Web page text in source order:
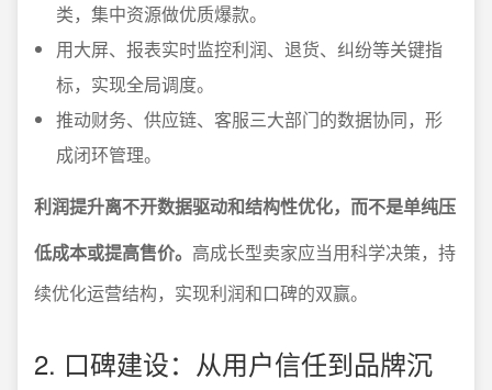
类，集中资源做优质爆款。
用大屏、报表实时监控利润、退货、纠纷等关键指
标，实现全局调度。
推动财务、供应链、客服三大部门的数据协同，形
成闭环管理。
利润提升离不开数据驱动和结构性优化，而不是单纯压
低成本或提高售价。 高成长型卖家应当用科学决策，持
续优化运营结构，实现利润和口碑的双赢。
2. 口碑建设：从用户信任到品牌沉